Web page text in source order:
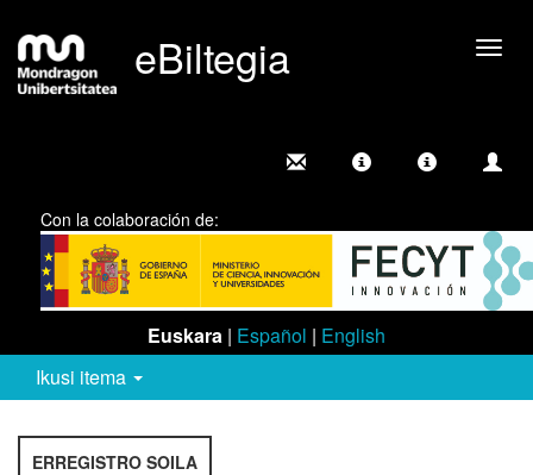
eBiltegia
Con la colaboración de:
Euskara | Español | English
Ikusi itema
ERREGISTRO SOILA